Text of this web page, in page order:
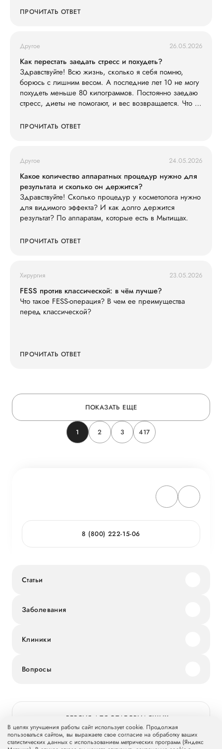
жмут), голова побаливает, но терпимо, давление дома
ПРОЧИТАТЬ ОТВЕТ
Другое 26.05.2026
Как перестать заедать стресс и похудеть?
Здравствуйте! Всю жизнь, сколько я себя помню,
борюсь с лишним весом. А последние лет 10 не могу
похудеть меньше 80 килограммов. Постоянно заедаю
стресс, диеты не помогают, и вес возвращается. Что со
ПРОЧИТАТЬ ОТВЕТ
Другое 24.05.2026
Какое количество аппаратных процедур нужно для
результата и сколько он держится?
Здравствуйте! Сколько процедур у косметолога нужно
для видимого эффекта? И как долго держится
результат? По аппаратам, которые есть в Мытищах.
ПРОЧИТАТЬ ОТВЕТ
Хирургия 23.05.2026
FESS против классической: в чём лучше?
Что такое FESS-операция? В чем ее преимущества
перед классической?
ПРОЧИТАТЬ ОТВЕТ
ПОКАЗАТЬ ЕЩЕ
1 2 3 417
8 (800) 222-15-06
Статьи
Заболевания
Клиники
Вопросы
ВЕРСИЯ ДЛЯ СЛАБОВИДЯЩИХ
В целях улучшения работы сайт использует cookie. Продолжая
пользоваться сайтом, вы выражаете свое согласие на обработку ваших
статистических данных с использованием метрических программ (Яндекс